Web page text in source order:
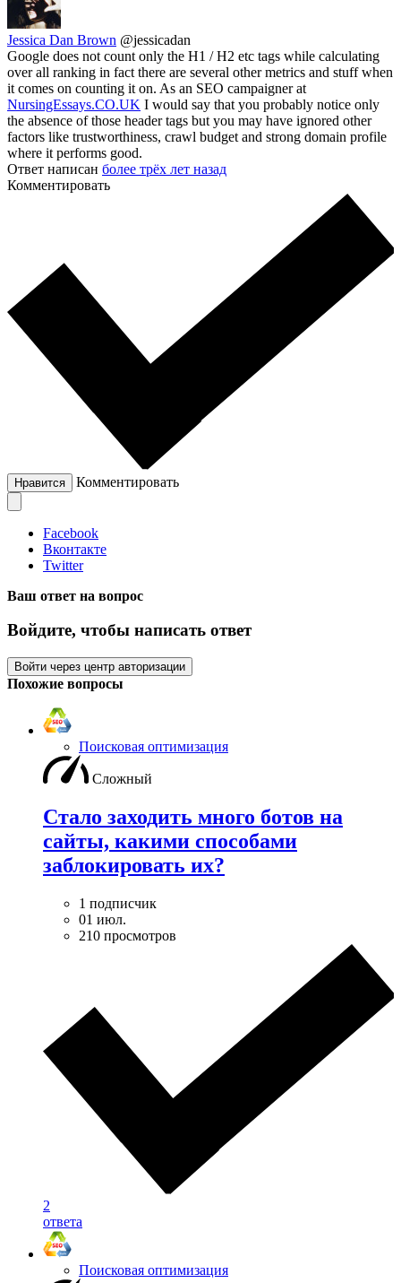
Jessica Dan Brown @jessicadan
Google does not count only the H1 / H2 etc tags while calculating
over all ranking in fact there are several other metrics and stuff when
it comes on counting it on. As an SEO campaigner at
NursingEssays.CO.UK I would say that you probably notice only
the absence of those header tags but you may have ignored other
factors like trustworthiness, crawl budget and strong domain profile
where it performs good.
Ответ написан более трёх лет назад
Комментировать
Нравится Комментировать
Facebook
Вконтакте
Twitter
Ваш ответ на вопрос
Войдите, чтобы написать ответ
Войти через центр авторизации
Похожие вопросы
Поисковая оптимизация
Сложный
Стало заходить много ботов на
сайты, какими способами
заблокировать их?
1 подписчик
01 июл.
210 просмотров
2
ответа
Поисковая оптимизация